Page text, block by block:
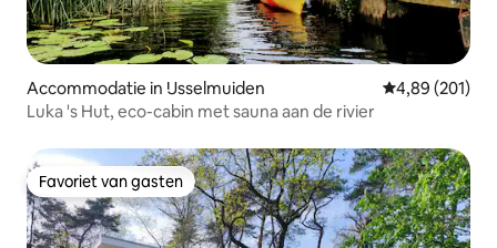
Accommodatie in IJsselmuiden Gemiddelde
4,89 (201)
Luka 's Hut, eco-cabin met sauna aan de rivier
Favoriet van gasten
Favoriet van gasten